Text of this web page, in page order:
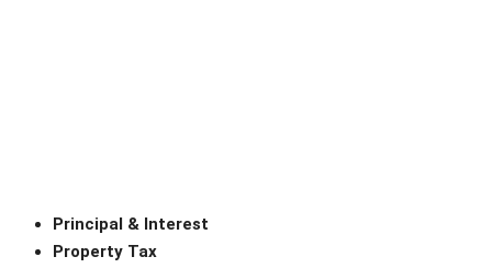
Principal & Interest
Property Tax